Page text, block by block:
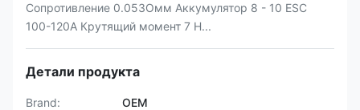
Сопротивление 0.053Омм Аккумулятор 8 - 10 ESC
100-120А Крутящий момент 7 Н...
Детали продукта
Brand:
OEM